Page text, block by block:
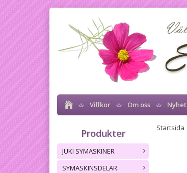
Villkor Om oss
Produkter
JUKI SYMASKINER
SYMASKINSDELAR.
Startsida